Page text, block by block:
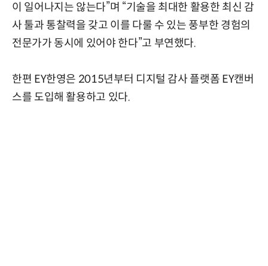
이 일어나지는 않는다”며 “기술을 최대한 활용한 최신 감
사 툴과 통찰력을 갖고 이를 다룰 수 있는 풍부한 경험의
전문가가 동시에 있어야 한다”고 부연했다.
한편 EY한영은 2015년부터 디지털 감사 플랫폼 EY캔버
스를 도입해 활용하고 있다.